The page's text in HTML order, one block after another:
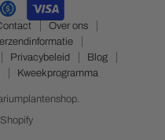
Over ons
Privacybeleid
Blog
Kweekprogramma